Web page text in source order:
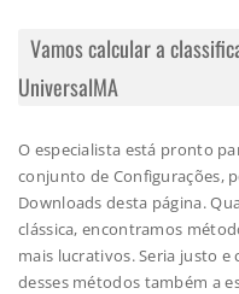
Vamos calcular a
UniversalMA
O especialista está pronto
conjunto de Configurações,
Downloads desta página.
clássica, encontramos
mais lucrativos. Seria justo e
desses métodos também a